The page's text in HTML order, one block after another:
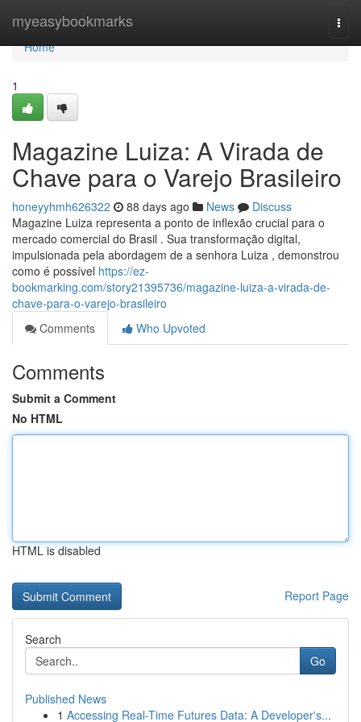
myeasybookmarks
Home
Home
1
Magazine Luiza: A Virada de
Chave para o Varejo Brasileiro
honeyyhmh626322 88 days ago News
Discuss
Magazine Luiza representa a ponto de inflexão crucial para o
mercado comercial do Brasil . Sua transformação digital,
impulsionada pela abordagem de a senhora Luiza , demonstrou
como é possível https://ez-
bookmarking.com/story21395736/magazine-luiza-a-virada-de-
chave-para-o-varejo-brasileiro
Comments
Who Upvoted
Comments
Submit a Comment
No HTML
HTML is disabled
Report Page
Search
Go
Published News
1 Accessing Real-Time Futures Data: A Developer's...